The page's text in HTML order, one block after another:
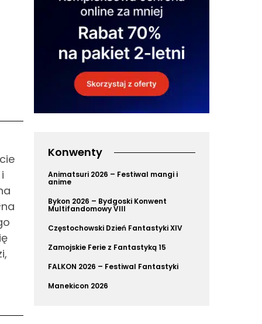
Konwenty
Animatsuri 2026 – Festiwal mangi i
anime
Bykon 2026 – Bydgoski Konwent
Multifandomowy VIII
Częstochowski Dzień Fantastyki XIV
Zamojskie Ferie z Fantastyką 15
FALKON 2026 – Festiwal Fantastyki
Manekicon 2026